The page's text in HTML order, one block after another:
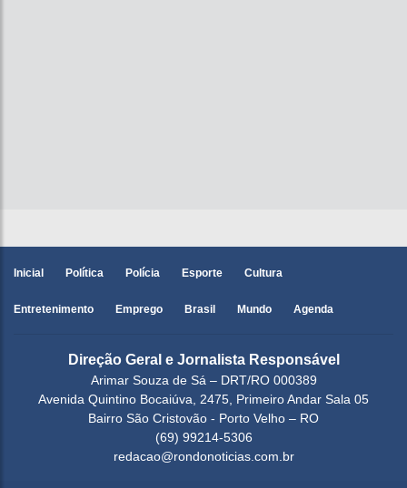
Inicial Política Polícia Esporte Cultura
Entretenimento Emprego Brasil Mundo Agenda
Direção Geral e Jornalista Responsável
Arimar Souza de Sá – DRT/RO 000389
Avenida Quintino Bocaiúva, 2475, Primeiro Andar Sala 05
Bairro São Cristovão - Porto Velho – RO
(69) 99214-5306
redacao@rondonoticias.com.br